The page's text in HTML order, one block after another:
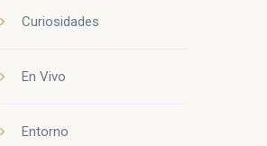
Curiosidades
En Vivo
Entorno